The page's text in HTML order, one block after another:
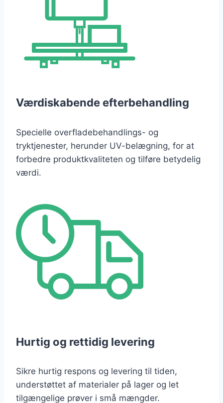
Værdiskabende efterbehandling
Specielle overfladebehandlings- og
tryktjenester, herunder UV-belægning, for at
forbedre produktkvaliteten og tilføre betydelig
værdi.
Hurtig og rettidig levering
Sikre hurtig respons og levering til tiden,
understøttet af materialer på lager og let
tilgængelige prøver i små mængder.